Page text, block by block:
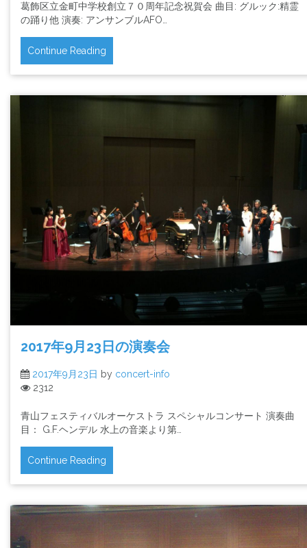
葛飾区立金町中学校創立７０周年記念祝賀会 曲目: グルック:精霊
の踊り他 演奏: アンサンブルAFO…
Continue Reading
2017年9月23日の演奏会
2017年9月23日 by concert-info
2312
青山フェスティバルオーケストラ スペシャルコンサート 演奏曲
目： G.F.ヘンデル 水上の音楽より第…
Continue Reading